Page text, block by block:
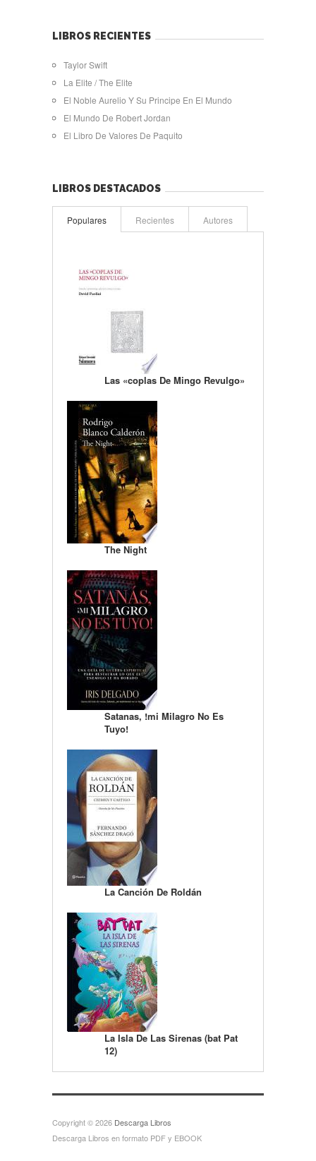
LIBROS RECIENTES
Taylor Swift
La Elite / The Elite
El Noble Aurelio Y Su Principe En El Mundo
El Mundo De Robert Jordan
El Libro De Valores De Paquito
LIBROS DESTACADOS
Populares Recientes Autores
Las «coplas De Mingo Revulgo»
The Night
Satanas, !mi Milagro No Es
Tuyo!
La Canción De Roldán
La Isla De Las Sirenas (bat Pat
12)
Copyright © 2026 Descarga Libros
Descarga Libros en formato PDF y EBOOK